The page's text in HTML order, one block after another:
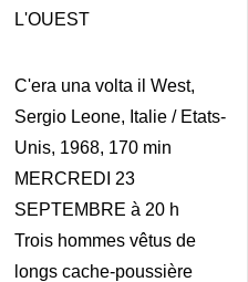
L'OUEST
C'era una volta il West,
Sergio Leone, Italie / Etats-
Unis, 1968, 170 min
MERCREDI 23
SEPTEMBRE à 20 h
Trois hommes vêtus de
longs cache-poussière